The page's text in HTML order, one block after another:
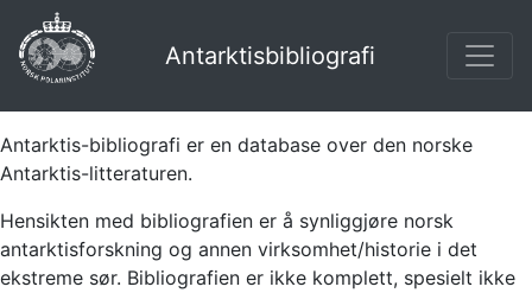
Antarktisbibliografi
Antarktis-bibliografi er en database over den norske
Antarktis-litteraturen.
Hensikten med bibliografien er å synliggjøre norsk
antarktisforskning og annen virksomhet/historie i det
ekstreme sør. Bibliografien er ikke komplett, spesielt ikke